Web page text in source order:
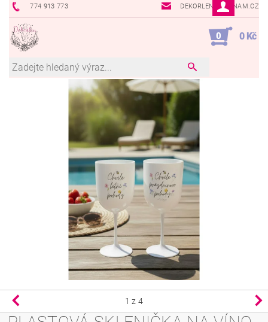
774 913 773 DEKORLEN@SEZNAM.CZ
0 0 Kč
1 z 4